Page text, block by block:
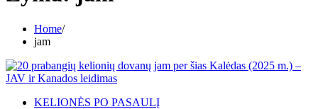
Home
jam
KELIONĖS PO PASAULĮ